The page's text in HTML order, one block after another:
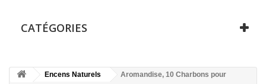
CATÉGORIES
Encens Naturels
Aromandise, 10 Charbons pour